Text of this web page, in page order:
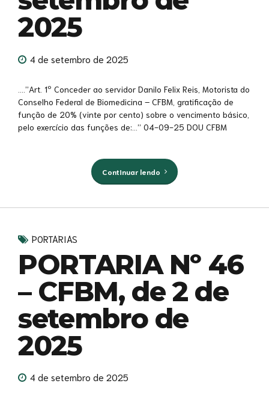
2025
4 de setembro de 2025
….”Art. 1º Conceder ao servidor Danilo Felix Reis, Motorista do
Conselho Federal de Biomedicina – CFBM, gratificação de
função de 20% (vinte por cento) sobre o vencimento básico,
pelo exercício das funções de:…” 04-09-25 DOU CFBM
Continuar lendo
PORTARIAS
PORTARIA Nº 46
– CFBM, de 2 de
setembro de
2025
4 de setembro de 2025